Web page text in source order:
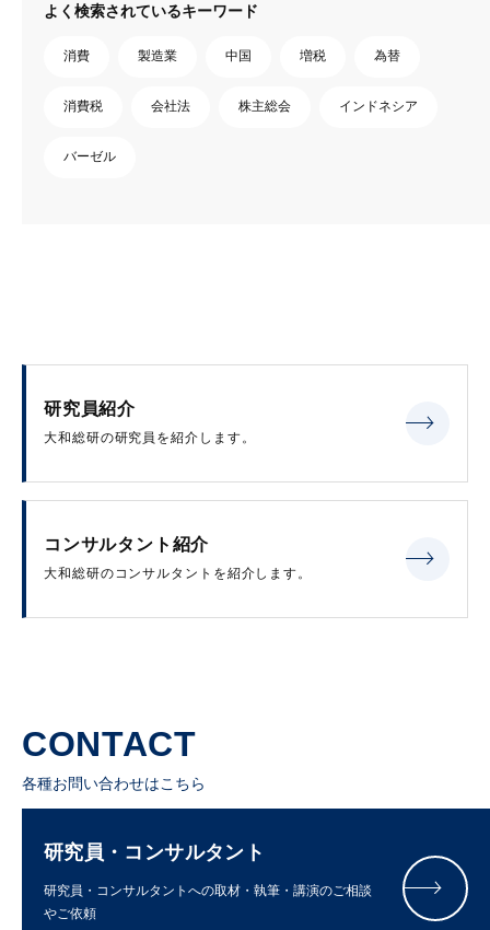
よく検索されているキーワード
消費 製造業 中国 増税 為替
消費税 会社法 株主総会 インドネシア
バーゼル
研究員紹介
大和総研の研究員を紹介します。
コンサルタント紹介
大和総研のコンサルタントを紹介します。
CONTACT
各種お問い合わせはこちら
研究員・コンサルタント
研究員・コンサルタントへの取材・執筆・講演のご相談
やご依頼